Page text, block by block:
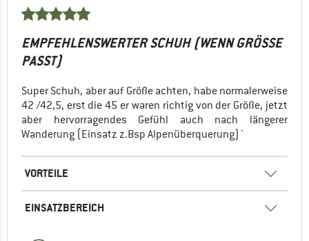
EMPFEHLENSWERTER SCHUH (WENN GRÖSSE P
ASST)
Super Schuh, aber auf Größe achten, habe normalerweise
42 /42,5, erst die 45 er waren richtig von der Größe, jetzt
aber hervorragendes Gefühl auch nach längerer
Wanderung (Einsatz z.Bsp Alpenüberquerung)`
VORTEILE
EINSATZBEREICH